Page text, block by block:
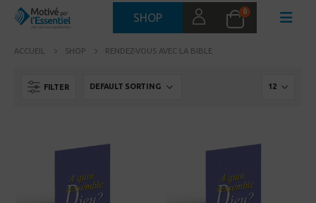
SHOP 0
ACCUEIL SHOP RENDEZ-VOUS AVEC LA BIBLE
FILTER